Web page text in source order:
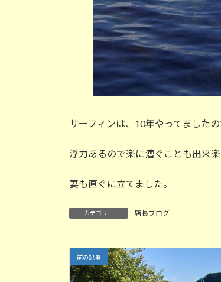
サーフィンは、10年やってました
浮力あるので楽に漕ぐことも出来楽
妻も直ぐに立てました。
カテゴリー 店長ブログ
前の記事